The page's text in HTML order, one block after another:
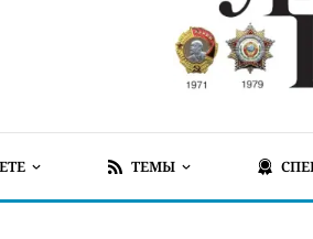
ТЕМЫ